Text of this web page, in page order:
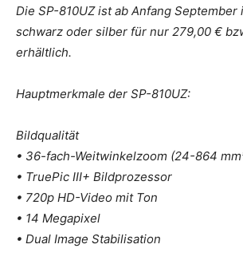
Die SP-810UZ ist ab Anfang September
schwarz oder silber für nur 279,00 €
erhältlich.
Hauptmerkmale der SP-810UZ:
Bildqualität
• 36-fach-Weitwinkelzoom (24-864
• TruePic III+ Bildprozessor
• 720p HD-Video mit Ton
• 14 Megapixel
• Dual Image Stabilisation